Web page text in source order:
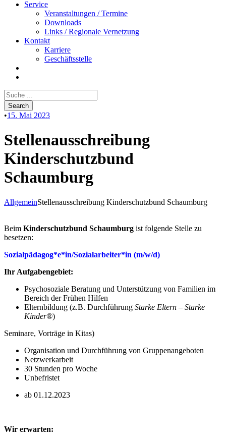
Service
Veranstaltungen / Termine
Downloads
Links / Regionale Vernetzung
Kontakt
Karriere
Geschäftsstelle
•15. Mai 2023
Stellenausschreibung
Kinderschutzbund
Schaumburg
AllgemeinStellenausschreibung Kinderschutzbund Schaumburg
Beim Kinderschutzbund Schaumburg ist folgende Stelle zu
besetzen:
Sozialpädagog*e*in/Sozialarbeiter*in (m/w/d)
Ihr Aufgabengebiet:
Psychosoziale Beratung und Unterstützung von Familien im
Bereich der Frühen Hilfen
Elternbildung (z.B. Durchführung Starke Eltern – Starke
Kinder®)
Seminare, Vorträge in Kitas)
Organisation und Durchführung von Gruppenangeboten
Netzwerkarbeit
30 Stunden pro Woche
Unbefristet
ab 01.12.2023
Wir erwarten: